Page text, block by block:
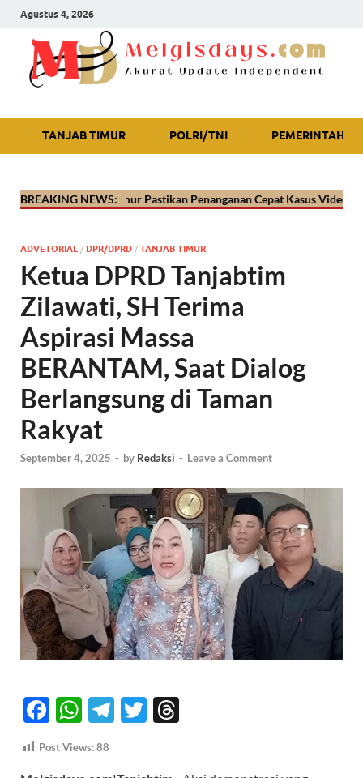
Agustus 4, 2026
Akurat Update Independent
TANJAB TIMUR POLRI/TNI PEMERINTAH
BREAKING NEWS:
Tanjab Timur Pastikan Penanganan Cepat Kasus Video Viral
ADVETORIAL / DPR/DPRD / TANJAB TIMUR
Ketua DPRD Tanjabtim
Zilawati, SH Terima
Aspirasi Massa
BERANTAM, Saat Dialog
Berlangsung di Taman
Rakyat
September 4, 2025 - by Redaksi - Leave a Comment
F
ac
e
W
at
T
T
Post Views:88